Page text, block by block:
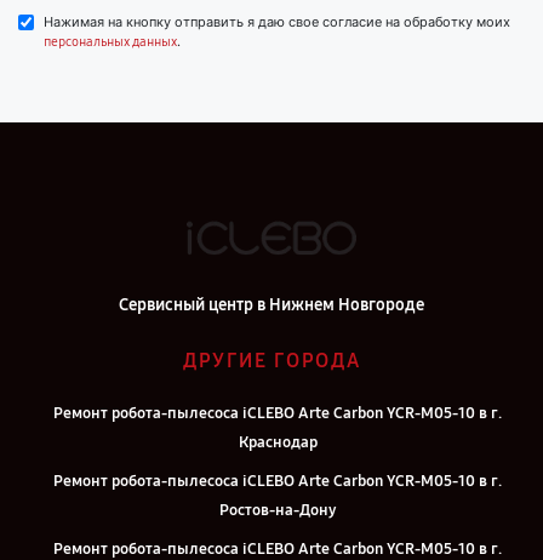
Нажимая на кнопку отправить я даю свое согласие на обработку моих
персональных данных.
Сервисный центр в Нижнем Новгороде
ДРУГИЕ ГОРОДА
Ремонт робота-пылесоса iCLEBO Arte Carbon YCR-M05-10 в г.
Краснодар
Ремонт робота-пылесоса iCLEBO Arte Carbon YCR-M05-10 в г.
Ростов-на-Дону
Ремонт робота-пылесоса iCLEBO Arte Carbon YCR-M05-10 в г.